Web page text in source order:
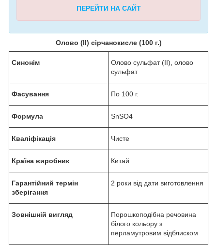
ПЕРЕЙТИ НА САЙТ
Олово (II) сірчанокисле (100 г.)
Синонім
Олово сульфат (II), олово
сульфат
Фасування По 100 г.
Формула SnSO4
Кваліфікація Чисте
Країна виробник Китай
Гарантійний термін
зберігання
2 роки від дати виготовлення
Зовнішній вигляд
Порошкоподібна речовина
білого кольору з
перламутровим відблиском